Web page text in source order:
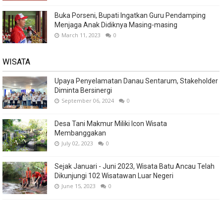
Buka Porseni, Bupati Ingatkan Guru Pendamping
Menjaga Anak Didiknya Masing-masing
March 11, 2023 0
WISATA
Upaya Penyelamatan Danau Sentarum, Stakeholder
Diminta Bersinergi
September 06, 2024 0
Desa Tani Makmur Miliki Icon Wisata
Membanggakan
July 02, 2023 0
Sejak Januari - Juni 2023, Wisata Batu Ancau Telah
Dikunjungi 102 Wisatawan Luar Negeri
June 15, 2023 0